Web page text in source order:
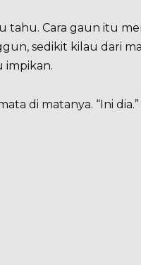
tahu. Cara gaun itu
sedikit kilau dari
impikan.
di matanya. “Ini dia.”